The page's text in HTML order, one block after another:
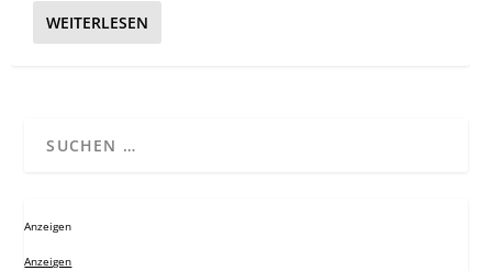
WEITERLESEN
Anzeigen
Anzeigen